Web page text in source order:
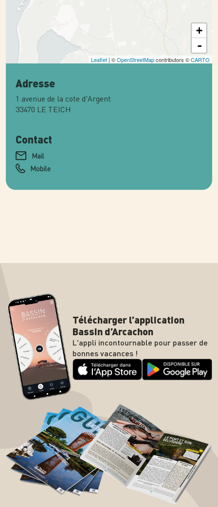
+
-
Leaflet | ©OpenStreetMapcontributors ©CARTO
Adresse
1 avenue de la cote d'Argent
33470 LE TEICH
Contact
Mail
Mobile
Télécharger l’application
Bassin d’Arcachon
L'appli incontournable pour passer de
bonnes vacances !